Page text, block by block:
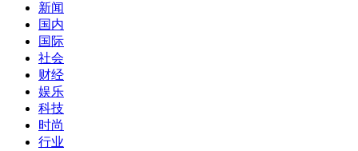
新闻
国内
国际
社会
财经
娱乐
科技
时尚
行业